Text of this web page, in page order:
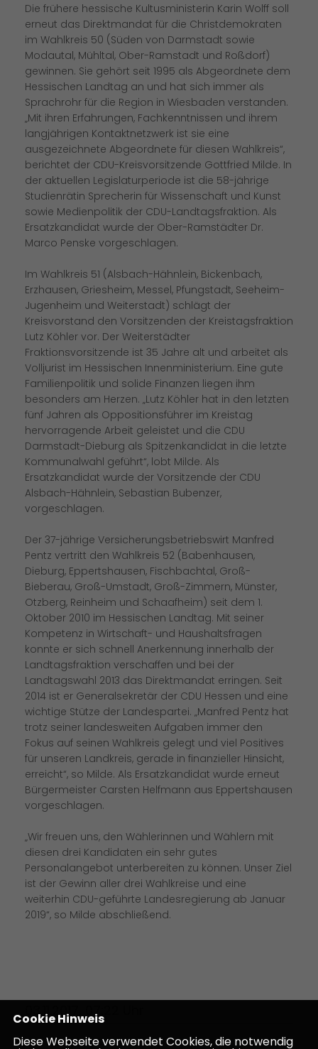
Die frühere hessische Kultusministerin Karin Wolff soll
erneut das Direktmandat für die Christdemokraten
im Wahlkreis 50 (Süden von Darmstadt sowie
Modautal, Mühltal, Ober-Ramstadt und Roßdorf)
gewinnen. Sie gehört seit 1995 als Abgeordnete dem
Hessischen Landtag an und hat sich immer als
Sprachrohr für die Region in Wiesbaden verstanden.
Mit ihren Erfahrungen, Fachkenntnissen und ihrem
langjährigen Kontaktnetzwerk ist sie eine
ausgezeichnete Abgeordnete für diesen Wahlkreis“,
berichtet der CDU-Kreisvorsitzende Gottfried Milde. In
der aktuellen Legislaturperiode ist die 58-jährige
Studienrätin Sprecherin für Wissenschaft und Kunst
sowie Medienpolitik der CDU-Landtagsfraktion. Als
Ersatzkandidat wurde der Ober-Ramstädter Dr.
Marco Penske vorgeschlagen.
Im Wahlkreis 51 (Alsbach-Hähnlein, Bickenbach,
Erzhausen, Griesheim, Messel, Pfungstadt, Seeheim-
Jugenheim und Weiterstadt) schlägt der
Kreisvorstand den Vorsitzenden der Kreistagsfraktion
Lutz Köhler vor. Der Weiterstädter
Fraktionsvorsitzende ist 35 Jahre alt und arbeitet als
Volljurist im Hessischen Innenministerium. Eine gute
Familienpolitik und solide Finanzen liegen ihm
besonders am Herzen. „Lutz Köhler hat in den letzten
fünf Jahren als Oppositionsführer im Kreistag
hervorragende Arbeit geleistet und die CDU
Darmstadt-Dieburg als Spitzenkandidat in die letzte
Kommunalwahl geführt“, lobt Milde. Als
Ersatzkandidat wurde der Vorsitzende der CDU
Alsbach-Hähnlein, Sebastian Bubenzer,
vorgeschlagen.
Der 37-jährige Versicherungsbetriebswirt Manfred
Pentz vertritt den Wahlkreis 52 (Babenhausen,
Dieburg, Eppertshausen, Fischbachtal, Groß-
Bieberau, Groß-Umstadt, Groß-Zimmern, Münster,
Otzberg, Reinheim und Schaafheim) seit dem 1.
Oktober 2010 im Hessischen Landtag. Mit seiner
Kompetenz in Wirtschaft- und Haushaltsfragen
konnte er sich schnell Anerkennung innerhalb der
Landtagsfraktion verschaffen und bei der
Landtagswahl 2013 das Direktmandat erringen. Seit
2014 ist er Generalsekretär der CDU Hessen und eine
wichtige Stütze der Landespartei. „Manfred Pentz hat
trotz seiner landesweiten Aufgaben immer den
Fokus auf seinen Wahlkreis gelegt und viel Positives
für unseren Landkreis, gerade in finanzieller Hinsicht,
erreicht“, so Milde. Als Ersatzkandidat wurde erneut
Bürgermeister Carsten Helfmann aus Eppertshausen
vorgeschlagen.
Wir freuen uns, den Wählerinnen und Wählern mit
diesen drei Kandidaten ein sehr gutes
Personalangebot unterbereiten zu können. Unser Ziel
ist der Gewinn aller drei Wahlkreise und eine
weiterhin CDU-geführte Landesregierung ab Januar
2019“, so Milde abschließend.
03.11.2017, 07:22 Uhr
Cookie Hinweis
Diese Webseite verwendet Cookies, die notwendig